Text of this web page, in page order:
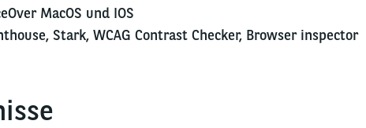
MacOS und IOS
Stark, WCAG Contrast Checker, Browser inspector